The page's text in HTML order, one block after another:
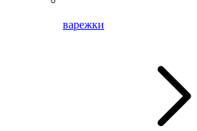
варежки